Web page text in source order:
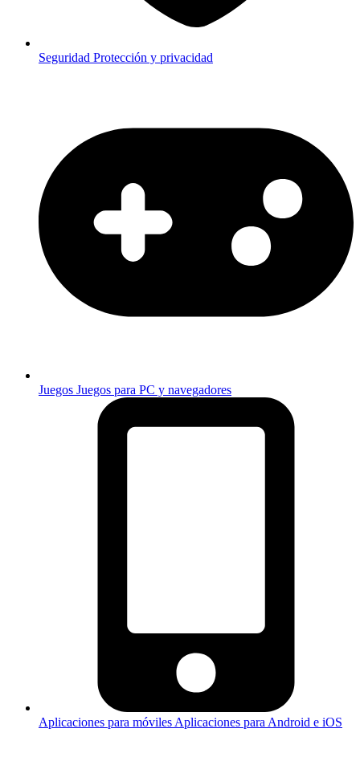
Seguridad Protección y privacidad
Juegos Juegos para PC y navegadores
Aplicaciones para móviles Aplicaciones para Android e iOS